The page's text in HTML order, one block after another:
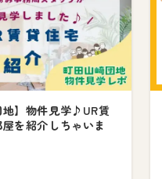
地】物件見学♪UR賃
を紹介しちゃいま